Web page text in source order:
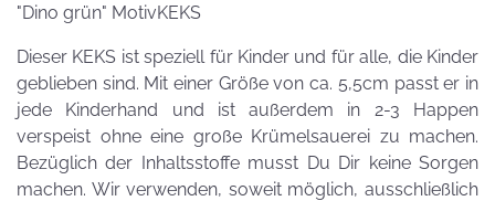
"Dino grün" MotivKEKS
Dieser KEKS ist speziell für Kinder und für alle, die Kinder
geblieben sind. Mit einer Größe von ca. 5,5cm passt er in
jede Kinderhand und ist außerdem in 2-3 Happen
verspeist ohne eine große Krümelsauerei zu machen.
Bezüglich der Inhaltsstoffe musst Du Dir keine Sorgen
machen. Wir verwenden, soweit möglich, ausschließlich